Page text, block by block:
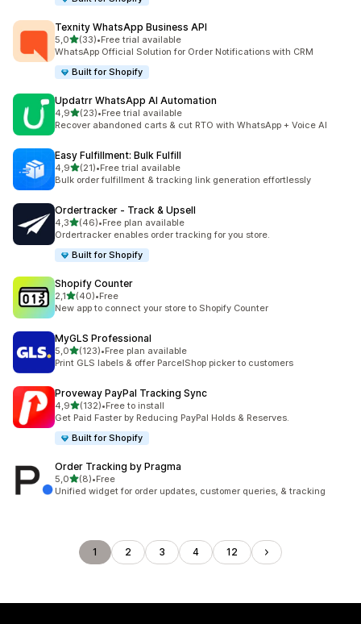
Texnity WhatsApp Business API
5,0av 5 stjerner
(33)
Totalt 33 omtaler
•Free trial available
WhatsApp Official Solution for Order Notifications with CRM
Built for Shopify
Updatrr WhatsApp AI Automation
4,9av 5 stjerner
(23)
Totalt 23 omtaler
•Free trial available
Recover abandoned carts & cut RTO with WhatsApp + Voice AI
Easy Fulfillment: Bulk Fulfill
4,9av 5 stjerner
(21)
Totalt 21 omtaler
•Free trial available
Bulk order fulfillment & tracking link generation effortlessly
Ordertracker ‑ Track & Upsell
4,3av 5 stjerner
(46)
Totalt 46 omtaler
•Free plan available
Ordertracker enables order tracking for you store.
Built for Shopify
Shopify Counter
2,1av 5 stjerner
(40)
Totalt 40 omtaler
•Free
New app to connect your store to Shopify Counter
MyGLS Professional
5,0av 5 stjerner
(123)
Totalt 123 omtaler
•Free plan available
Print GLS labels & offer ParcelShop picker to customers
Proveway PayPal Tracking Sync
4,9av 5 stjerner
(132)
Totalt 132 omtaler
•Free to install
Get Paid Faster by Reducing PayPal Holds & Reserves.
Built for Shopify
Order Tracking by Pragma
5,0av 5 stjerner
(8)
Totalt 8 omtaler
•Free
Unified widget for order updates, customer queries, & tracking
1 2 3 4 12